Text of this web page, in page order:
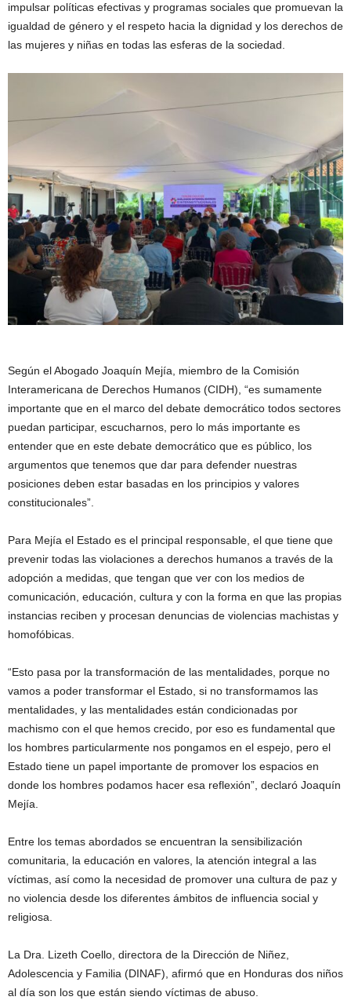
impulsar políticas efectivas y programas sociales que promuevan la
igualdad de género y el respeto hacia la dignidad y los derechos de
las mujeres y niñas en todas las esferas de la sociedad.
Según el Abogado Joaquín Mejía, miembro de la Comisión
Interamericana de Derechos Humanos (CIDH), “es sumamente
importante que en el marco del debate democrático todos sectores
puedan participar, escucharnos, pero lo más importante es
entender que en este debate democrático que es público, los
argumentos que tenemos que dar para defender nuestras
posiciones deben estar basadas en los principios y valores
constitucionales”.
Para Mejía el Estado es el principal responsable, el que tiene que
prevenir todas las violaciones a derechos humanos a través de la
adopción a medidas, que tengan que ver con los medios de
comunicación, educación, cultura y con la forma en que las propias
instancias reciben y procesan denuncias de violencias machistas y
homofóbicas.
“Esto pasa por la transformación de las mentalidades, porque no
vamos a poder transformar el Estado, si no transformamos las
mentalidades, y las mentalidades están condicionadas por
machismo con el que hemos crecido, por eso es fundamental que
los hombres particularmente nos pongamos en el espejo, pero el
Estado tiene un papel importante de promover los espacios en
donde los hombres podamos hacer esa reflexión”, declaró Joaquín
Mejía.
Entre los temas abordados se encuentran la sensibilización
comunitaria, la educación en valores, la atención integral a las
víctimas, así como la necesidad de promover una cultura de paz y
no violencia desde los diferentes ámbitos de influencia social y
religiosa.
La Dra. Lizeth Coello, directora de la Dirección de Niñez,
Adolescencia y Familia (DINAF), afirmó que en Honduras dos niños
al día son los que están siendo víctimas de abuso.